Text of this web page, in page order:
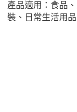
產品適用：食品
裝、日常生活用